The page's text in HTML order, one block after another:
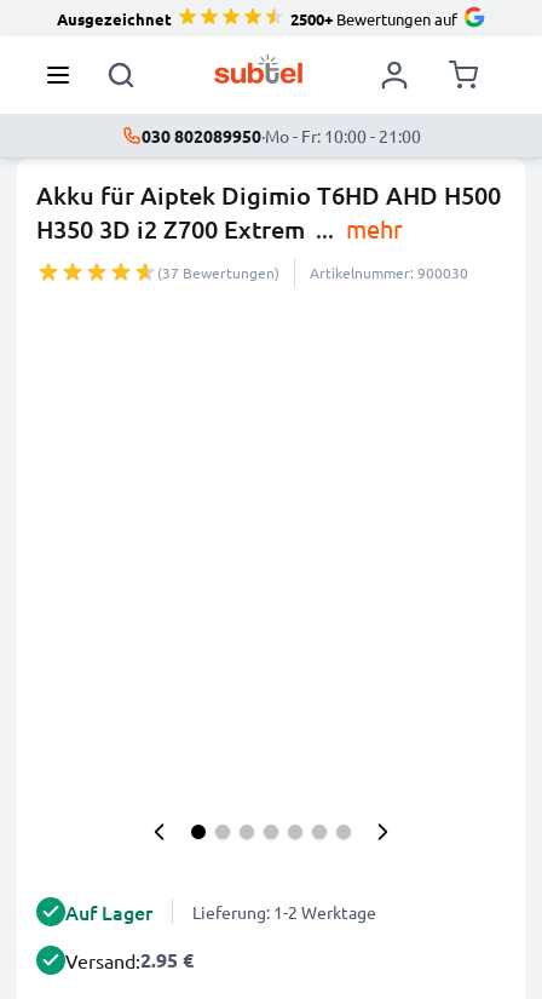
Ausgezeichnet 2500+Bewertungen auf
030 802089950·Mo - Fr: 10:00 - 21:00
Akku für Aiptek Digimio T6HD AHD H500
H350 3D i2 Z700 Extrem ... mehr
(37 Bewertungen) Artikelnummer: 900030
Auf Lager Lieferung: 1-2 Werktage
Versand:2.95 €